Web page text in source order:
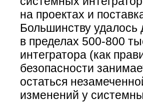
на проектах и
Большинству удалось
в пределах 500-800
интегратора (как
безопасности
остаться
изменений у